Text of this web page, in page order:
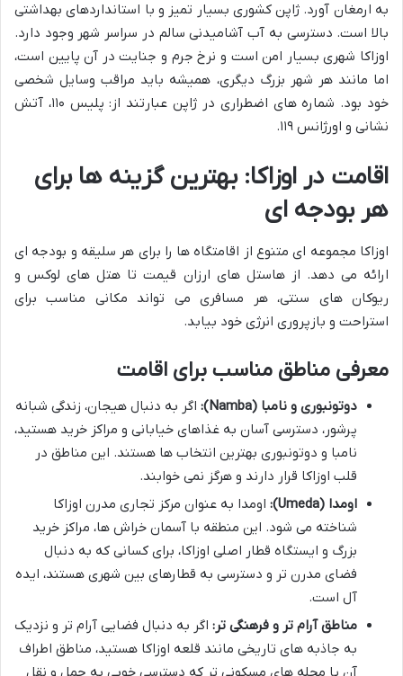
به ارمغان آورد. ژاپن کشوری بسیار تمیز و با استانداردهای بهداشتی
بالا است. دسترسی به آب آشامیدنی سالم در سراسر شهر وجود دارد.
اوزاکا شهری بسیار امن است و نرخ جرم و جنایت در آن پایین است،
اما مانند هر شهر بزرگ دیگری، همیشه باید مراقب وسایل شخصی
خود بود. شماره های اضطراری در ژاپن عبارتند از: پلیس ۱۱۰، آتش
نشانی و اورژانس ۱۱۹.
اقامت در اوزاکا: بهترین گزینه ها برای
هر بودجه ای
اوزاکا مجموعه ای متنوع از اقامتگاه ها را برای هر سلیقه و بودجه ای
ارائه می دهد. از هاستل های ارزان قیمت تا هتل های لوکس و
ریوکان های سنتی، هر مسافری می تواند مکانی مناسب برای
استراحت و بازپروری انرژی خود بیابد.
معرفی مناطق مناسب برای اقامت
دوتونبوری و نامبا (Namba):
اگر به دنبال هیجان، زندگی شبانه
پرشور، دسترسی آسان به غذاهای خیابانی و مراکز خرید هستید،
نامبا و دوتونبوری بهترین انتخاب ها هستند. این مناطق در
قلب اوزاکا قرار دارند و هرگز نمی خوابند.
اومدا (Umeda):
اومدا به عنوان مرکز تجاری مدرن اوزاکا
شناخته می شود. این منطقه با آسمان خراش ها، مراکز خرید
بزرگ و ایستگاه قطار اصلی اوزاکا، برای کسانی که به دنبال
فضای مدرن تر و دسترسی به قطارهای بین شهری هستند، ایده
آل است.
مناطق آرام تر و فرهنگی تر: اگر به دنبال فضایی آرام تر و نزدیک
به جاذبه های تاریخی مانند قلعه اوزاکا هستید، مناطق اطراف
آن یا محله های مسکونی تر که دسترسی خوبی به حمل و نقل